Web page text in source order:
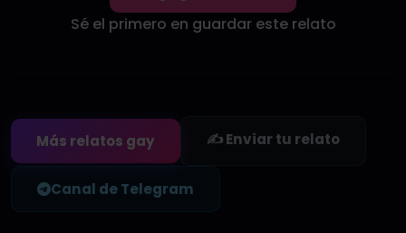
Sé el primero en guardar este relato
Más relatos gay ✍️ Enviar tu relato
Canal de Telegram